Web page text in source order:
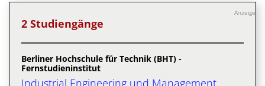
Anzeige
2 Studiengänge
Berliner Hochschule für Technik (BHT) -
Fernstudieninstitut